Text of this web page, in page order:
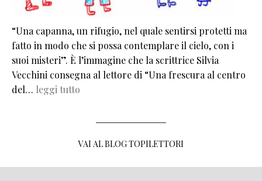
“Una capanna, un rifugio, nel quale sentirsi protetti ma
fatto in modo che si possa contemplare il cielo, con i
suoi misteri”. È l’immagine che la scrittrice Silvia
Vecchini consegna al lettore di “Una frescura al centro
del… leggi tutto
VAI AL BLOG TOPILETTORI